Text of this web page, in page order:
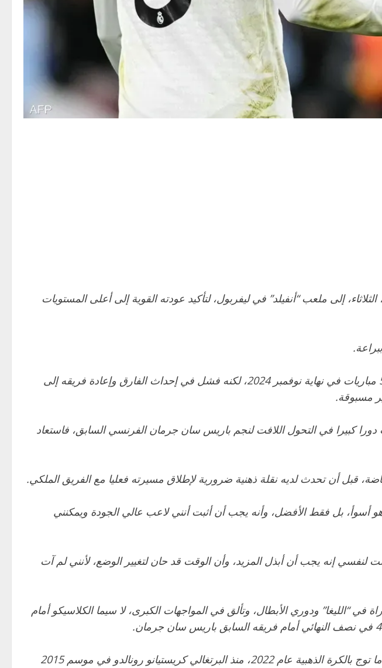
إلى ملعب “أنفيلد” في ليفربول، لتأكيد عودته القوية إلى أعلى المستويات
وكان مبابي يُنظر إليه حينها على أنه المنقذ لريال مدريد خلال مروه بأزمة، بعد 3 هزائم في 5 مباريات في نهاية نوفمبر 2024، لكنه فشل في إحداث الفارق وإعادة فريقه إلى
مسبوقة.
أتلتيك بلباو 1-2 مطلع ديسمبر، بدا أنها لعبت دورا كبيرا في التحول اللافت لنجم باريس سان جرمان الفرنسي السابق، فاستعاد
قبل أن تحدث لديه نقلة ذهنية ضرورية لإطلاق مسيرته فعليا مع الفريق الملكي.
أسوأ، بل فقط الأفضل، وأنه يجب أن أثبت أنني لاعب عالي الجودة ويمكنني
لنفسي إنه يجب أن أبذل المزيد، وأن الوقت قد حان لتغيير الوضع، لأنني لم آت
أفضل بداية موسم في مسيرته من حيث الأرقام، إذ سجل 18 هدفا في 14 مباراة في “الليغا” ودوري الأبطال، وتألق في المواجهات الكبرى، لا سيما الكلاسيكو أمام
ولم يسبق لأي لاعب في ريال مدريد أن حقق انطلاقة أفضل، حتى مواطنه كريم بنزيمة عندما توج بالكرة الذهبية عام 2022، منذ البرتغالي كريستيانو رونالدو في موسم 2015